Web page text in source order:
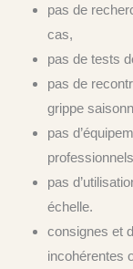
pas de
cas,
pas de tests
pas de
grippe
pas
pas
échelle.
consignes et
incohérentes